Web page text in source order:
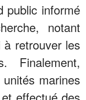
public informé
notant
retrouver les
Finalement,
marines